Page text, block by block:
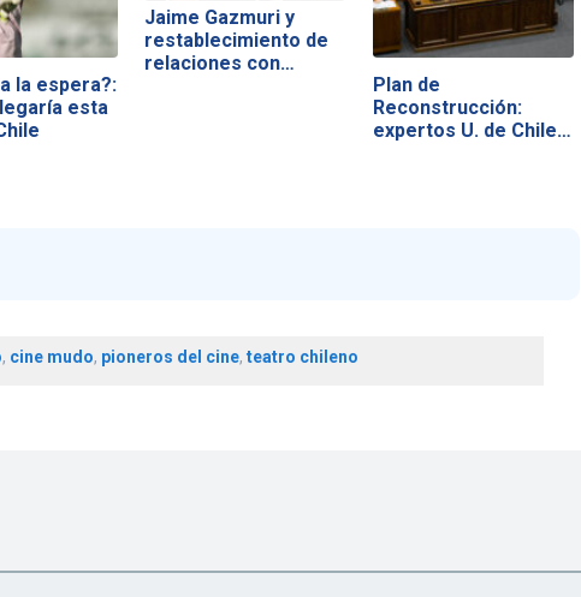
la espera?:
esta
Jaime Gazmuri y
restablecimiento de
relaciones con…
Plan de
Reconstrucción:
expertos U. de Chile…
, cine mudo, pioneros del cine, teatro chileno